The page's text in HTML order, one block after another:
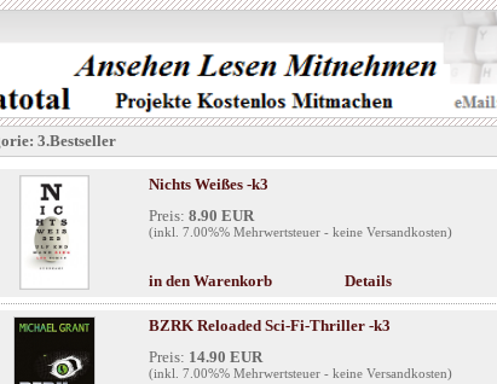
3.Bestseller
Nichts Weißes -k3
Preis: 8.90 EUR
(inkl. 7.00%% Mehrwertsteuer - keine Versandkosten)
in den Warenkorb Details
BZRK Reloaded Sci-Fi-Thriller -k3
Preis: 14.90 EUR
(inkl. 7.00%% Mehrwertsteuer - keine Versandkosten)